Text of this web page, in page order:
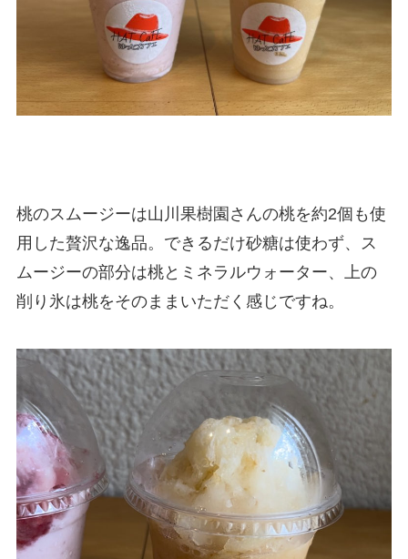
桃のスムージーは山川果樹園さんの桃を約2個も使
用した贅沢な逸品。できるだけ砂糖は使わず、ス
ムージーの部分は桃とミネラルウォーター、上の
削り氷は桃をそのままいただく感じですね。